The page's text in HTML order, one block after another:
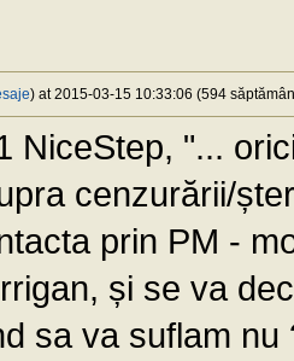
) at 2015-03-15 10:33:06 (594
NiceStep, "...
cenzurării/
prin PM -
și se va
sa va suflam nu